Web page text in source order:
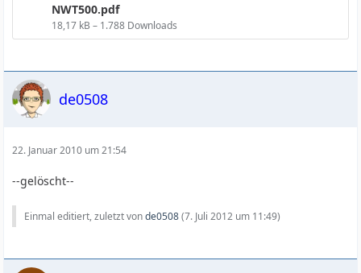
NWT500.pdf
18,17 kB – 1.788 Downloads
de0508
22. Januar 2010 um 21:54
--gelöscht--
Einmal editiert, zuletzt vonde0508(7. Juli 2012 um 11:49)